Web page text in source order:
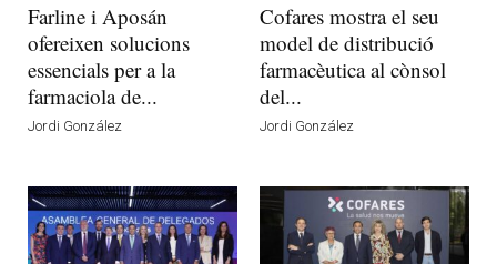
Farline i Aposán
ofereixen solucions
essencials per a la
farmaciola de...
Jordi González
Cofares mostra el seu
model de distribució
farmacèutica al cònsol
del...
Jordi González